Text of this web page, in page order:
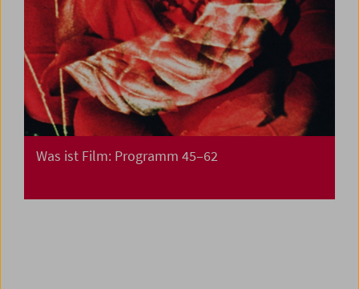
Was ist Film: Programm 45–62